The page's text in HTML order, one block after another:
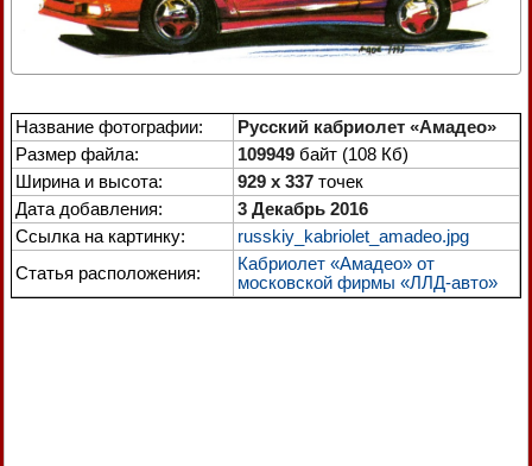
Название фотографии:
Русский кабриолет «Амадео»
Размер файла:
109949 байт (108 Кб)
Ширина и высота:
929 x 337 точек
Дата добавления:
3 Декабрь 2016
Ссылка на картинку:
russkiy_kabriolet_amadeo.jpg
Статья расположения:
Кабриолет «Амадео» от
московской фирмы «ЛЛД-авто»